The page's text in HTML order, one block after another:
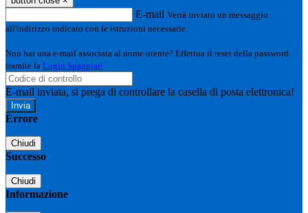
E-mail Verrà inviato un messaggio
all'indirizzo indicato con le istruzioni necessarie.
Non hai una e-mail associata al nome utente? Effettua il reset della password
tramite la Login Spaggiari
E-mail inviata, si prega di controllare la casella di posta elettronica!
Errore
Chiudi
Successo
Chiudi
Informazione